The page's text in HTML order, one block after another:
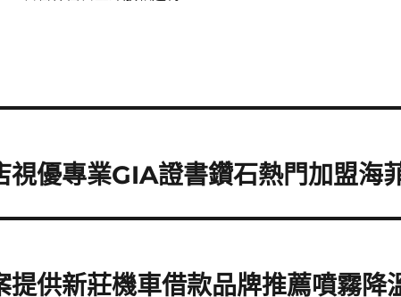
視優專業GIA證書鑽石熱門加盟海
提供新莊機車借款品牌推薦噴霧降